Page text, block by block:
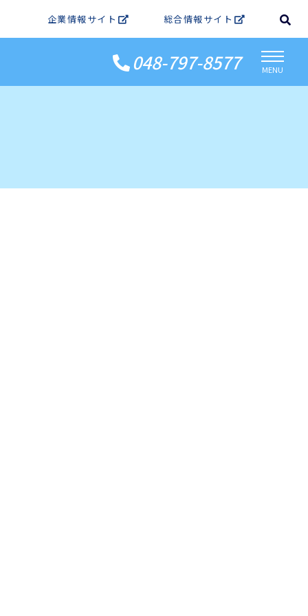
企業情報サイト 総合情報サイト
048-797-8577 MENU